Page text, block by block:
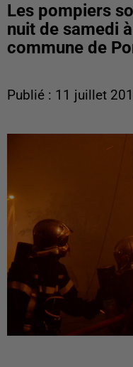
Les pompiers
nuit de samedi
commune de
Publié : 11 juillet